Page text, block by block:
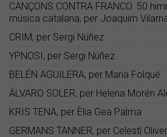
CANÇONS CONTRA FRANCO. 50
música catalana, per Joaquim
CRIM, per Sergi Núñez
YPNOSI, per Sergi Núñez
BELÉN AGUILERA, per Maria Folqué
ÁLVARO SOLER, per Helena Morén
KRIS TENA, per Èlia Gea Palma
GERMANS TANNER, per Celestí Oliver